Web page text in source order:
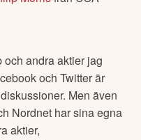
och andra aktier jag
och Twitter är
Men även
Nordnet har sina egna
aktier,